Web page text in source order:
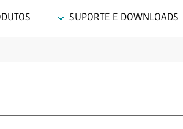
SUPORTE E DOWNLOADS